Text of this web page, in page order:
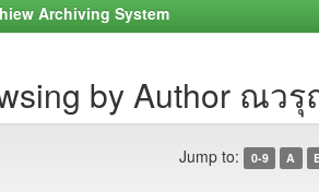
Archiving System
by Author ณว
Jump to: 0-9 A